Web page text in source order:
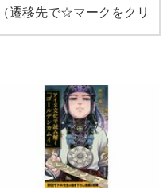
（遷移先で☆マークをクリ